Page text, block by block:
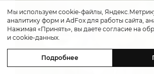
Мы используем cookie-файлы,
аналитику форм и AdFox для работы сайта,
Нажимая «Принять», вы даете согласие на
и cookie-данных.
Подробнее